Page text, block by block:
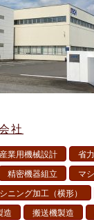
社
産業用機械設計
省
精密機器組立
マ
ニング加工（横形）
造
搬送機製造